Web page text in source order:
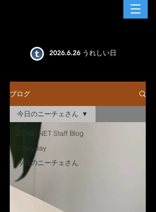
​2026.6.26 うれしい日
ブログ
ZONE-NET Staff Blog
Everyday
今日のニーチェさん
今日のニーチェさん